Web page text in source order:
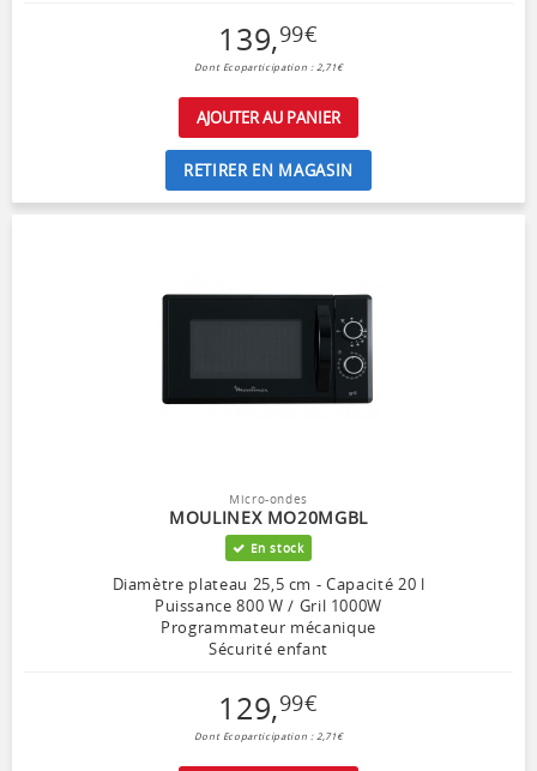
139,99€
Dont Ecoparticipation : 2,71€
AJOUTER AU PANIER
RETIRER EN MAGASIN
Micro-ondes
MOULINEX MO20MGBL
En stock
Diamètre plateau 25,5 cm - Capacité 20 l
Puissance 800 W / Gril 1000W
Programmateur mécanique
Sécurité enfant
129,99€
Dont Ecoparticipation : 2,71€